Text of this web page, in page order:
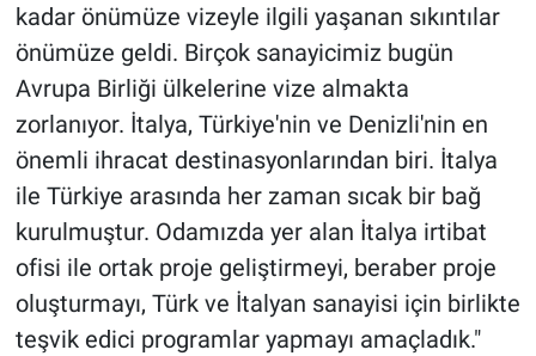
kadar önümüze vizeyle ilgili yaşanan sıkıntılar
önümüze geldi. Birçok sanayicimiz bugün
Avrupa Birliği ülkelerine vize almakta
zorlanıyor. İtalya, Türkiye'nin ve Denizli'nin en
önemli ihracat destinasyonlarından biri. İtalya
ile Türkiye arasında her zaman sıcak bir bağ
kurulmuştur. Odamızda yer alan İtalya irtibat
ofisi ile ortak proje geliştirmeyi, beraber proje
oluşturmayı, Türk ve İtalyan sanayisi için birlikte
teşvik edici programlar yapmayı amaçladık."